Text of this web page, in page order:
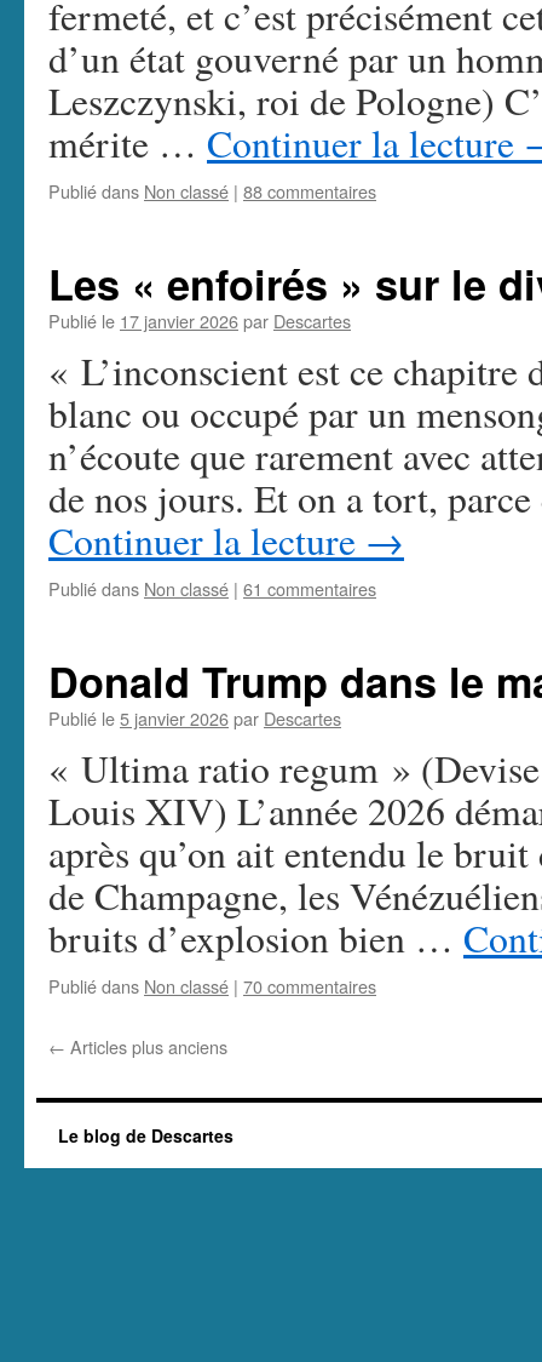
fermeté, et c’est précisément
d’un état gouverné par un
Leszczynski, roi de Pologne)
mérite … Continuer la lecture
Publié dans Non classé | 88 commentaires
Les « enfoirés » sur le
Publié le 17 janvier 2026par Descartes
« L’inconscient est ce
blanc ou occupé par un
n’écoute que rarement avec
de nos jours. Et on a tort,
Continuer la lecture →
Publié dans Non classé | 61 commentaires
Donald Trump dans le
Publié le5 janvier 2026par Descartes
« Ultima ratio regum »
Louis XIV) L’année 2026
après qu’on ait entendu le
de Champagne, les
bruits d’explosion bien …
Publié dans Non classé | 70 commentaires
← Articles plus anciens
Le blog de Descartes